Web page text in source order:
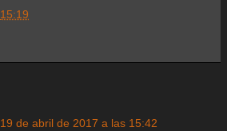
15:19
19 de abril de 2017 a las 15:42